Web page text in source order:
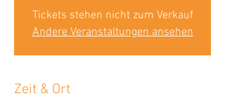
Tickets stehen nicht zum Verkauf
Andere Veranstaltungen ansehen
Zeit & Ort